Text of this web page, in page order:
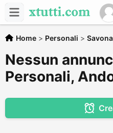
Home > Personali > Savona
Nessun
Personali,